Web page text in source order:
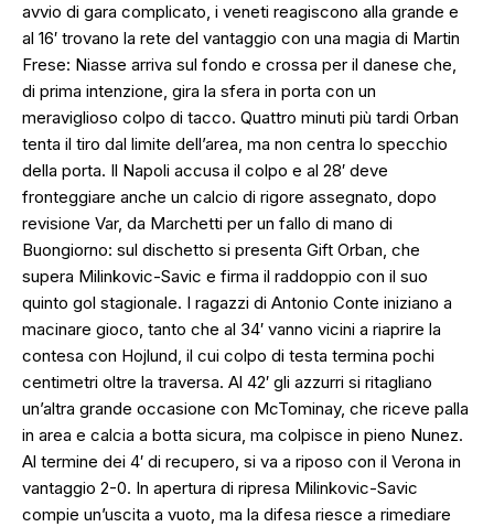
avvio di gara complicato, i veneti reagiscono alla grande e
al 16′ trovano la rete del vantaggio con una magia di Martin
Frese: Niasse arriva sul fondo e crossa per il danese che,
di prima intenzione, gira la sfera in porta con un
meraviglioso colpo di tacco. Quattro minuti più tardi Orban
tenta il tiro dal limite dell’area, ma non centra lo specchio
della porta. Il Napoli accusa il colpo e al 28′ deve
fronteggiare anche un calcio di rigore assegnato, dopo
revisione Var, da Marchetti per un fallo di mano di
Buongiorno: sul dischetto si presenta Gift Orban, che
supera Milinkovic-Savic e firma il raddoppio con il suo
quinto gol stagionale. I ragazzi di Antonio Conte iniziano a
macinare gioco, tanto che al 34′ vanno vicini a riaprire la
contesa con Hojlund, il cui colpo di testa termina pochi
centimetri oltre la traversa. Al 42′ gli azzurri si ritagliano
un’altra grande occasione con McTominay, che riceve palla
in area e calcia a botta sicura, ma colpisce in pieno Nunez.
Al termine dei 4′ di recupero, si va a riposo con il Verona in
vantaggio 2-0. In apertura di ripresa Milinkovic-Savic
compie un’uscita a vuoto, ma la difesa riesce a rimediare